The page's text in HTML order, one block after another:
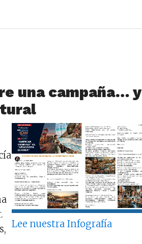
una campaña… y
Lee nuestra Infografía